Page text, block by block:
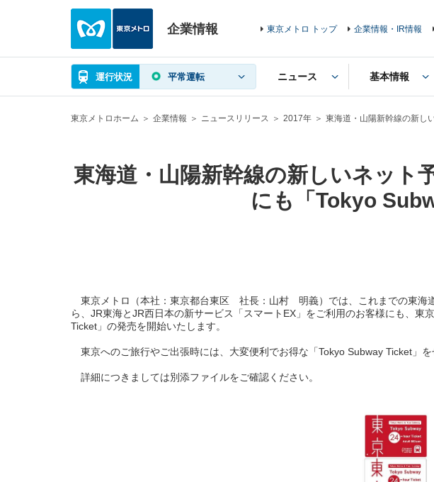
企業情報
運行状況 平常運転 ニュース 基本情報
東京メトロ トップ 企業情報・IR情報
東京メトロホーム 企業情報 ニュースリリース 2017年 東海道・山陽新幹線の新し
東海道・山陽新幹線の新しいネット
にも「Tokyo
東京メトロ（本社：東京都台東区 社長：山村 明義）では、これまでの東海
ら、JR東海とJR西日本の新サービス「スマートEX」をご利用のお客様にも、
Ticket」の発売を開始いたします。
東京へのご旅行やご出張時には、大変便利でお得な「Tokyo Subway Ticket」を
詳細につきましては別添ファイルをご確認ください。